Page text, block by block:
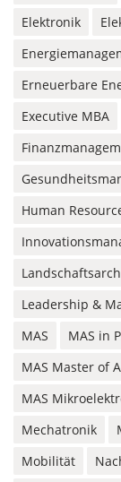
Elektronik
Erneuerbare
Executive MBA
Human
Leadership &
MAS
MAS in
MAS Master of
MAS
Mechatronik
Mobilität